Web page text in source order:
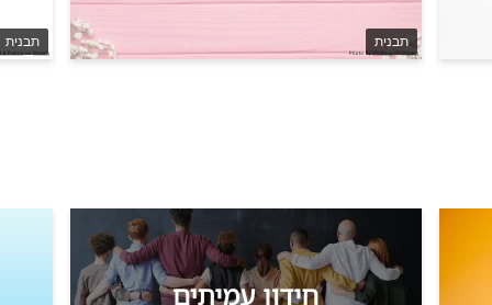
תבנית תבנית